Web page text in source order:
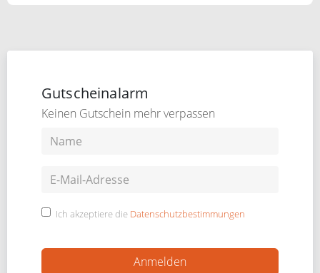
Gutscheinalarm
Keinen Gutschein mehr verpassen
Ich akzeptiere die Datenschutzbestimmungen